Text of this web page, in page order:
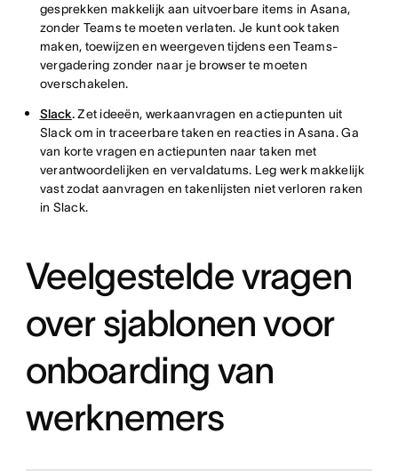
gesprekken makkelijk aan uitvoerbare items in Asana,
zonder Teams te moeten verlaten. Je kunt ook taken
maken, toewijzen en weergeven tijdens een Teams-
vergadering zonder naar je browser te moeten
overschakelen.
Slack.Zet ideeën, werkaanvragen en actiepunten uit
Slack om in traceerbare taken en reacties in Asana. Ga
van korte vragen en actiepunten naar taken met
verantwoordelijken en vervaldatums. Leg werk makkelijk
vast zodat aanvragen en takenlijsten niet verloren raken
in Slack.
Veelgestelde vragen
over sjablonen voor
onboarding van
werknemers